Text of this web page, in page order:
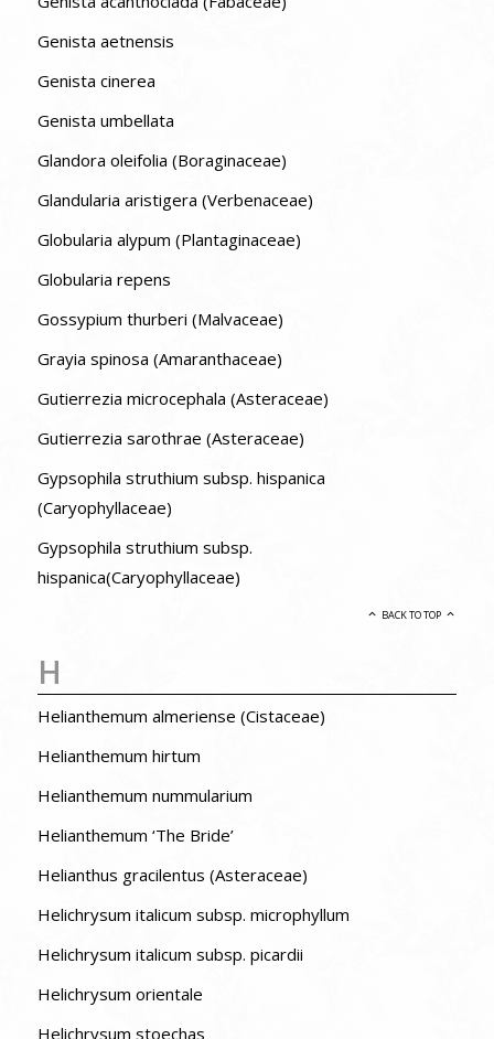
Genista aetnensis
Genista cinerea
Genista umbellata
Glandora oleifolia (Boraginaceae)
Glandularia aristigera (Verbenaceae)
Globularia alypum (Plantaginaceae)
Globularia repens
Gossypium thurberi (Malvaceae)
Grayia spinosa (Amaranthaceae)
Gutierrezia microcephala (Asteraceae)
Gutierrezia sarothrae (Asteraceae)
Gypsophila struthium subsp. hispanica
(Caryophyllaceae)
Gypsophila struthium subsp.
hispanica(Caryophyllaceae)
BACK TO TOP
H
Helianthemum almeriense (Cistaceae)
Helianthemum hirtum
Helianthemum nummularium
Helianthemum ‘The Bride’
Helianthus gracilentus (Asteraceae)
Helichrysum italicum subsp. microphyllum
Helichrysum italicum subsp. picardii
Helichrysum orientale
Helichrysum stoechas